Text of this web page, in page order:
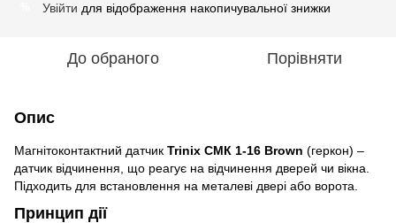
Увійти для відображення накопичувальної знижки
До обраного Порівняти
Опис
Магнітоконтактний датчик Trinix СМК 1-16 Brown (геркон) –
датчик відчинення, що реагує на відчинення дверей чи вікна.
Підходить для встановлення на металеві двері або ворота.
Принцип дії